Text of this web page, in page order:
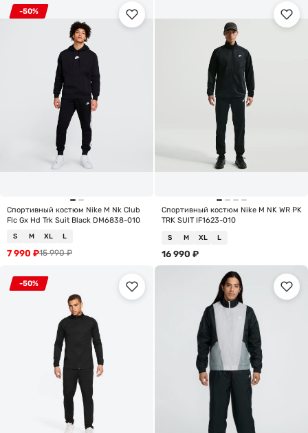
-50%
Спортивный костюм Nike M Nk Club
Flc Gx Hd Trk Suit Black DM6838-010
S M XL L
15 990₽
7 990 ₽
Спортивный костюм Nike M NK WR PK
TRK SUIT IF1623-010
S M XL L
16 990 ₽
-50%